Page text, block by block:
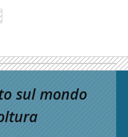
sul mondo